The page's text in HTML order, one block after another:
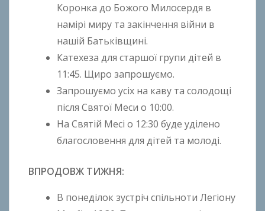
h
o
n
k
o
Коронка до Божого Милосердя в
намірі миру та закінчення війни в
нашій Батьківщині.
Катехеза для старшої групи дітей в
11:45. Щиро запрошуємо.
Запрошуємо усіх на каву та солодощі
після Святої Меси о 10:00.
На Святій Месі о 12:30 буде уділено
благословення для дітей та молоді.
ВПРОДОВЖ ТИЖНЯ:
В понеділок зустріч спільноти Легіону